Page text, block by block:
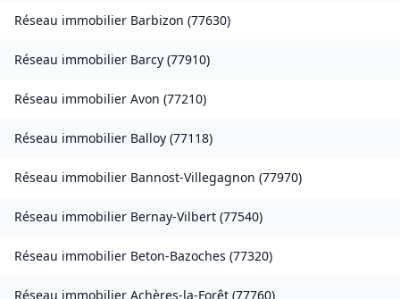
Réseau immobilier Barbizon (77630)
Réseau immobilier Barcy (77910)
Réseau immobilier Avon (77210)
Réseau immobilier Balloy (77118)
Réseau immobilier Bannost-Villegagnon (77970)
Réseau immobilier Bernay-Vilbert (77540)
Réseau immobilier Beton-Bazoches (77320)
Réseau immobilier Achères-la-Forêt (77760)